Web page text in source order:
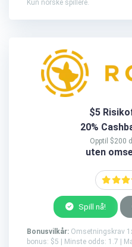
Kun norske spillere.
$5
20%
Opptil $200
uten
Spill nå!
Bonusvilkår: Omsetningskrav
bonus: $5 | Minste odds: 1.7 |